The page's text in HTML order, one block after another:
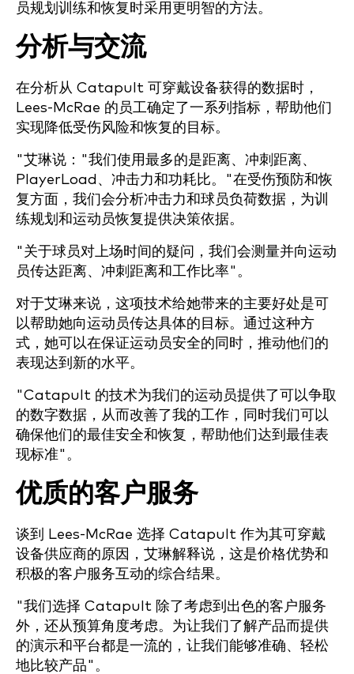
员规划训练和恢复时采用更明智的方法。
分析与交流
在分析从 Catapult 可穿戴设备获得的数据时，
Lees-McRae 的员工确定了一系列指标，帮助他们
实现降低受伤风险和恢复的目标。
"艾琳说："我们使用最多的是距离、冲刺距离、
PlayerLoad、冲击力和功耗比。"在受伤预防和恢
复方面，我们会分析冲击力和球员负荷数据，为训
练规划和运动员恢复提供决策依据。
"关于球员对上场时间的疑问，我们会测量并向运动
员传达距离、冲刺距离和工作比率"。
对于艾琳来说，这项技术给她带来的主要好处是可
以帮助她向运动员传达具体的目标。通过这种方
式，她可以在保证运动员安全的同时，推动他们的
表现达到新的水平。
"Catapult 的技术为我们的运动员提供了可以争取
的数字数据，从而改善了我的工作，同时我们可以
确保他们的最佳安全和恢复，帮助他们达到最佳表
现标准"。
优质的客户服务
谈到 Lees-McRae 选择 Catapult 作为其可穿戴
设备供应商的原因，艾琳解释说，这是价格优势和
积极的客户服务互动的综合结果。
"我们选择 Catapult 除了考虑到出色的客户服务
外，还从预算角度考虑。为让我们了解产品而提供
的演示和平台都是一流的，让我们能够准确、轻松
地比较产品"。